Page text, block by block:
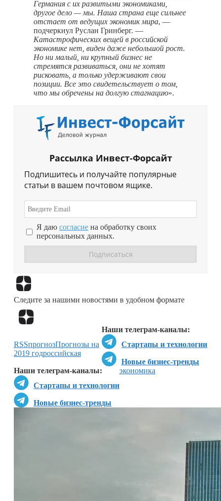
Германия с их развитыми экономиками,
другое дело — мы. Наша страна еще сильнее
отстает от ведущих экономик мира, —
подчеркнул Руслан Гринберг. —
Катастрофических вещей в российской
экономике нет, виден даже небольшой рост.
Но ни малый, ни крупный бизнес не
стремятся развиваться, они не хотят
рисковать, а только удерживают свои
позиции. Все это свидетельствует о том,
что мы обречены на долгую стагнацию».
Рассылка Инвест-Форсайт
Подпишитесь и получайте популярные
статьи в вашем почтовом ящике.
Я даю согласие на обработку своих
персональных данных.
Следите за нашими новостями в удобном формате
Наши телеграм-каналы:
Стартапы и технологии
Новые бизнес-тренды
Наши телеграм-каналы:
Стартапы и технологии
Новые бизнес-тренды
RSSпрогнозПрогнозы на
2019 годроссийская
экономика